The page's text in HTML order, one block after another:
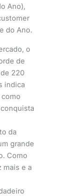
Ano),
do Ano.
o
de
220
indica
da
grande
Como
mais e a